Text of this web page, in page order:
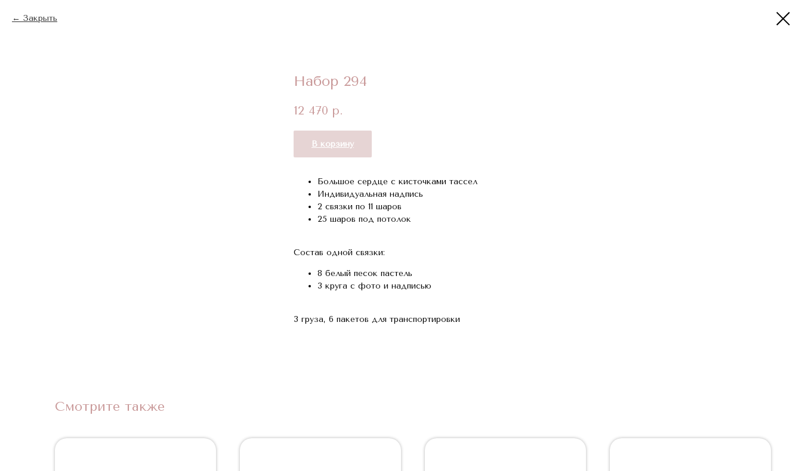
Закрыть
Набор 294
12 470 р.
В корзину
Большое сердце с кисточками тассел
Индивидуальная надпись
2 связки по 11 шаров
25 шаров под потолок
Состав одной связки:
8 белый песок пастель
3 круга с фото и надписью
3 груза, 6 пакетов для транспортировки
Смотрите также